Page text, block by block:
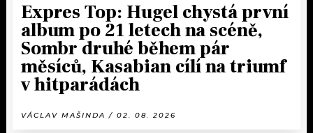
Expres Top: Hugel chystá první
album po 21 letech na scéně,
Sombr druhé během pár
měsíců, Kasabian cílí na triumf
v hitparádách
VÁCLAV MAŠINDA / 02. 08. 2026